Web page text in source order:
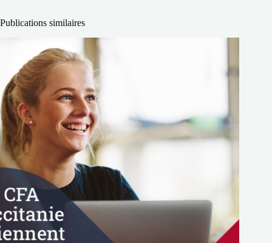
Publications similaires